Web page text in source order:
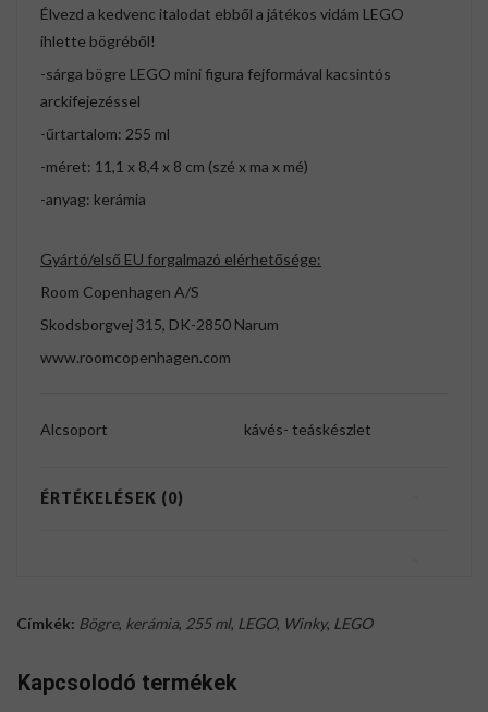
Élvezd a kedvenc italodat ebből a játékos vidám LEGO
ihlette bögréből!
-sárga bögre LEGO mini figura fejformával kacsintós
arckifejezéssel
-űrtartalom: 255 ml
-méret: 11,1 x 8,4 x 8 cm (szé x ma x mé)
-anyag: kerámia
Gyártó/első EU forgalmazó elérhetősége:
Room Copenhagen A/S
Skodsborgvej 315, DK-2850 Narum
www.roomcopenhagen.com
Alcsoport kávés- teáskészlet
ÉRTÉKELÉSEK (0)
Címkék: Bögre, kerámia, 255 ml, LEGO, Winky, LEGO
Kapcsolodó termékek